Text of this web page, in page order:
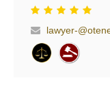
lawyer-